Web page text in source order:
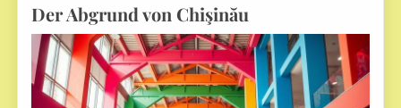
Der Abgrund von Chişinău